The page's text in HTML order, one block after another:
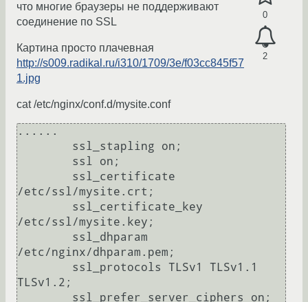
0
2
что многие браузеры не поддерживают
соединение по SSL
Картина просто плачевная
http://s009.radikal.ru/i310/1709/3e/f03cc845f57
1.jpg
cat /etc/nginx/conf.d/mysite.conf
......
/etc/ssl/mysite.crt;
/etc/ssl/mysite.key;
/etc/nginx/dhparam.pem;
TLSv1.2;